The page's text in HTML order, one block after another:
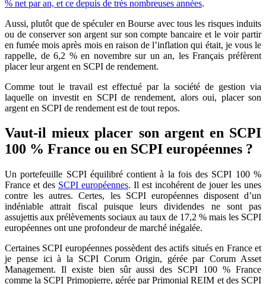
% net par an, et ce depuis de très nombreuses années.
Aussi, plutôt que de spéculer en Bourse avec tous les risques induits
ou de conserver son argent sur son compte bancaire et le voir partir
en fumée mois après mois en raison de l’inflation qui était, je vous le
rappelle, de 6,2 % en novembre sur un an, les Français préfèrent
placer leur argent en SCPI de rendement.
Comme tout le travail est effectué par la société de gestion via
laquelle on investit en SCPI de rendement, alors oui, placer son
argent en SCPI de rendement est de tout repos.
Vaut-il mieux placer son argent en SCPI
100 % France ou en SCPI européennes ?
Un portefeuille SCPI équilibré contient à la fois des SCPI 100 %
France et des SCPI européennes. Il est incohérent de jouer les unes
contre les autres. Certes, les SCPI européennes disposent d’un
indéniable attrait fiscal puisque leurs dividendes ne sont pas
assujettis aux prélèvements sociaux au taux de 17,2 % mais les SCPI
européennes ont une profondeur de marché inégalée.
Certaines SCPI européennes possèdent des actifs situés en France et
je pense ici à la SCPI Corum Origin, gérée par Corum Asset
Management. Il existe bien sûr aussi des SCPI 100 % France
comme la SCPI Primopierre, gérée par Primonial REIM et des SCPI